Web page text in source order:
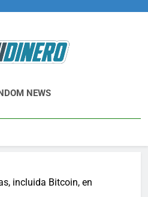
NEWS
incluida Bitcoin, en